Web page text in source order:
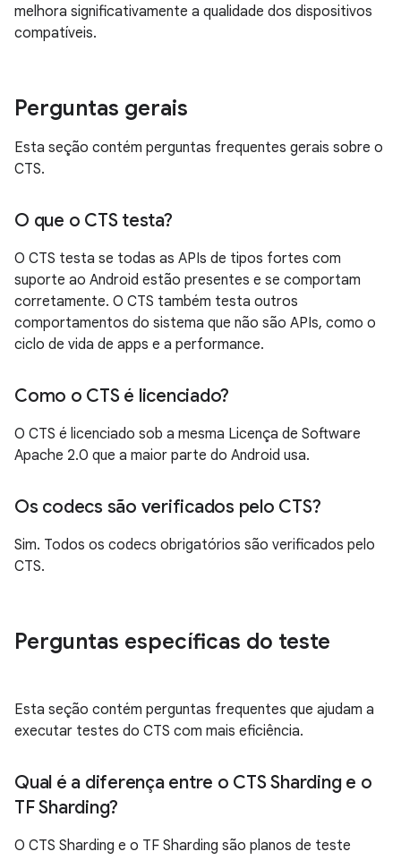
melhora significativamente a qualidade dos dispositivos
compatíveis.
Perguntas gerais
Esta seção contém perguntas frequentes gerais sobre o
CTS.
O que o CTS testa?
O CTS testa se todas as APIs de tipos fortes com
suporte ao Android estão presentes e se comportam
corretamente. O CTS também testa outros
comportamentos do sistema que não são APIs, como o
ciclo de vida de apps e a performance.
Como o CTS é licenciado?
O CTS é licenciado sob a mesma Licença de Software
Apache 2.0 que a maior parte do Android usa.
Os codecs são verificados pelo CTS?
Sim. Todos os codecs obrigatórios são verificados pelo
CTS.
Perguntas específicas do teste
Esta seção contém perguntas frequentes que ajudam a
executar testes do CTS com mais eficiência.
Qual é a diferença entre o CTS Sharding e o
TF Sharding?
O CTS Sharding e o TF Sharding são planos de teste